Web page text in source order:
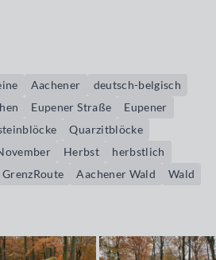
Aachener
deutsch-belgisch
Eupener Straße
Eupener
Quarzitblöcke
Herbst
herbstlich
GrenzRoute Aachener Wald
Wald